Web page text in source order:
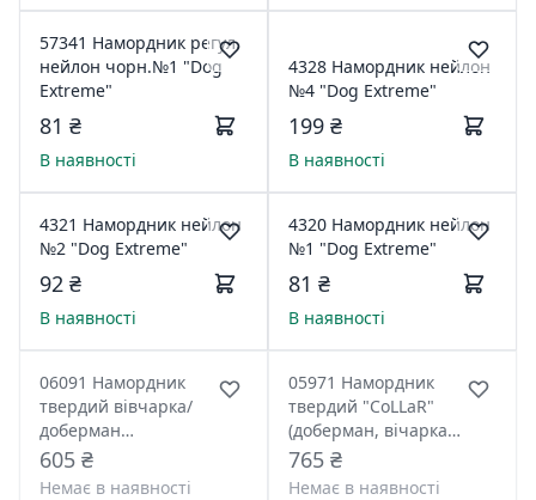
57341 Намордник регул.
нейлон чорн.№1 "Dog
Extreme"
81 ₴
В наявності
4328 Намордник нейлон
№4 "Dog Extreme"
199 ₴
В наявності
4321 Намордник нейлон
№2 "Dog Extreme"
92 ₴
В наявності
4320 Намордник нейлон
№1 "Dog Extreme"
81 ₴
В наявності
06091 Намордник
твердий вівчарка/
доберман
вел.чорний"Collar"
605 ₴
Немає в наявності
05971 Намордник
твердий "CoLLaR"
(доберман, вічарка
мала, далматин, сеттер
малий) чорний
765 ₴
Немає в наявності